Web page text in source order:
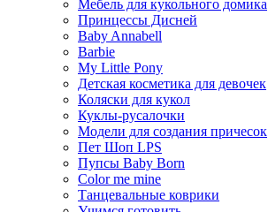
Мебель для кукольного домика
Принцессы Дисней
Baby Annabell
Barbie
My Little Pony
Детская косметика для девочек
Коляски для кукол
Куклы-русалочки
Модели для создания причесок
Пет Шоп LPS
Пупсы Baby Born
Сolor me mine
Танцевальные коврики